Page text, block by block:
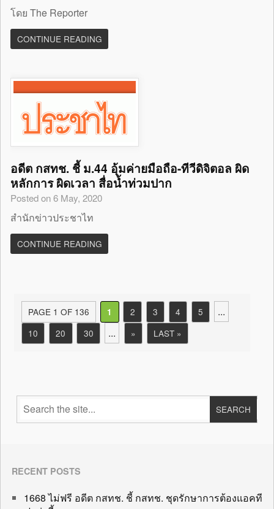
โดย The Reporter
CONTINUE READING
อดีต กสทช. ชี้ ม.44 อุ้มค่ายมือถือ-ทีวีดิจิตอล ผิด
หลักการ ผิดเวลา สื่อน้ำท่วมปาก
Posted on 6 May, 2020
สำนักข่าวประชาไท
CONTINUE READING
PAGE 1 OF 136 1 2 3 4 5 ...
10 20 30 ... » LAST »
RECENT POSTS
1668 ไม่ฟรี อดีต กสทช. ชี้ กสทช. ชุดรักษาการต้องแอคที